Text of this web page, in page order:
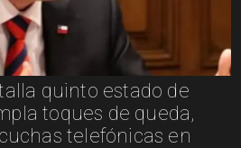
quinto estado de
toques de queda,
telefónicas en